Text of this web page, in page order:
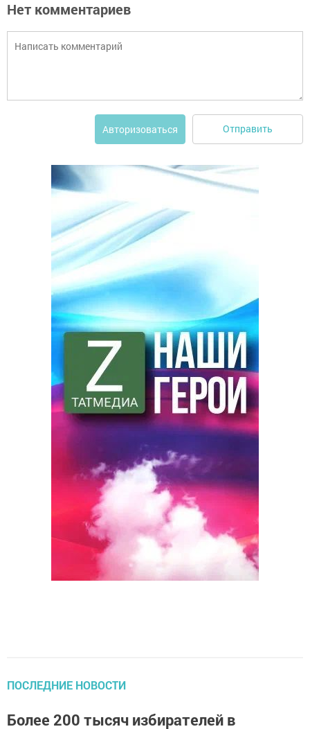
Нет комментариев
Авторизоваться Отправить
ПОСЛЕДНИЕ НОВОСТИ
Более 200 тысяч избирателей в